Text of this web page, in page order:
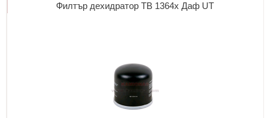
Филтър дехидратор TB 1364x Даф UT